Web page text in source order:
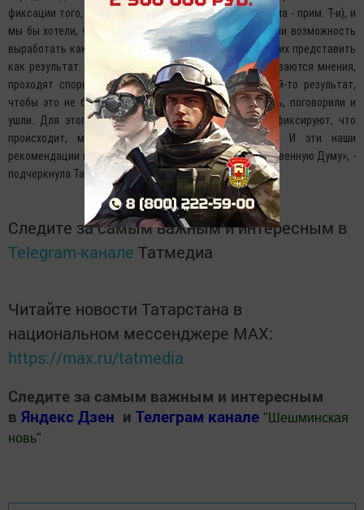
фиксации того, что происходит на этих секциях (форума - прим. Т-и), и
мы бы хотели, чтобы по итогам этого форума мы имели возможность
выработать какие-то рекомендации, чтобы мы могли их представить
как результат. Потому что там, как правило, схлестываются мнения,
проходят споры. Нам бы хотелось, чтобы был какой-то результат,
чтобы это не было мероприятием, где все собрались, поговорили и
ушли. Для этого есть специальные люди, которые фиксируют, что
происходит, мы проводим аналитическую работу. И эти наши
рекомендации мы потом хотим направить в Государственную Думу», -
подчеркнула Талия Минуллина.
Следите за самым важным и интересным в
Telegram-канале Татмедиа
Читайте новости Татарстана в
национальном мессенджере MАХ:
https://max.ru/tatmedia
Следите за самым важным и интересным
в Яндекс Дзен и Телеграм канале " Шешминская
новь"